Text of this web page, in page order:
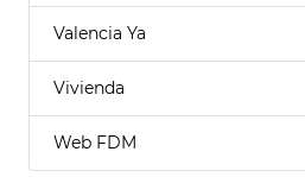
Valencia Ya
Vivienda
Web FDM